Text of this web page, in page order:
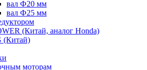
вал Ф20 мм
вал Ф25 мм
(Китай, аналог Honda)
(Китай)
моторам